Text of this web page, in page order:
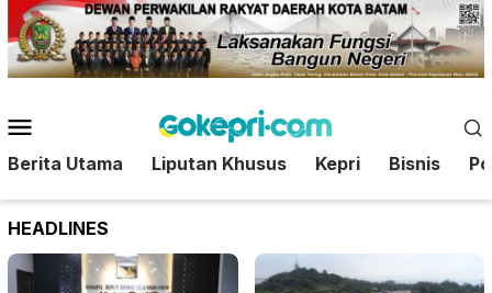
Loncat
ke
konten
Mobile
Berita Utama Liputan Khusus Kepri Bisnis
HEADLINES